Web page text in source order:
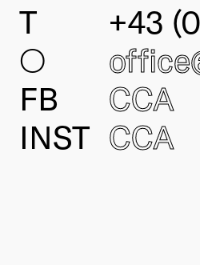
T
+43
○
FB
CCA
INST CCA